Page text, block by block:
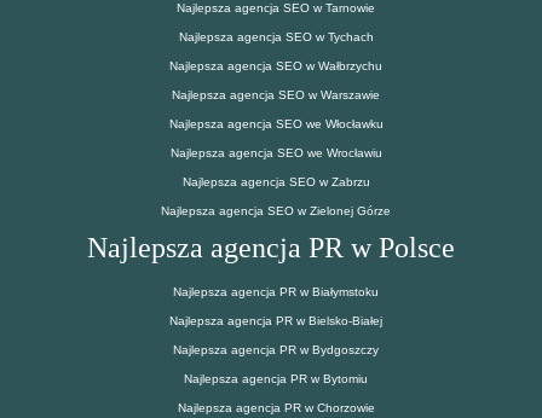
Najlepsza agencja SEO w Tarnowie
Najlepsza agencja SEO w Tychach
Najlepsza agencja SEO w Wałbrzychu
Najlepsza agencja SEO w Warszawie
Najlepsza agencja SEO we Włocławku
Najlepsza agencja SEO we Wrocławiu
Najlepsza agencja SEO w Zabrzu
Najlepsza agencja SEO w Zielonej Górze
Najlepsza agencja PR w Polsce
Najlepsza agencja PR w Białymstoku
Najlepsza agencja PR w Bielsko-Białej
Najlepsza agencja PR w Bydgoszczy
Najlepsza agencja PR w Bytomiu
Najlepsza agencja PR w Chorzowie